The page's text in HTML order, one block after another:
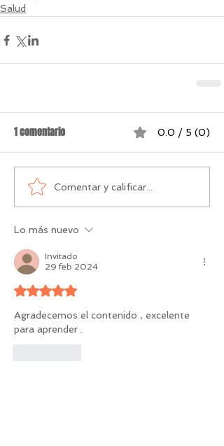
Salud
1 comentario 0.0 / 5 (0)
Comentar y calificar...
Lo más nuevo
Invitado
29 feb 2024
Obtuvo 5 de 5 estrellas.
Agradecemos el contenido , excelente
para aprender .